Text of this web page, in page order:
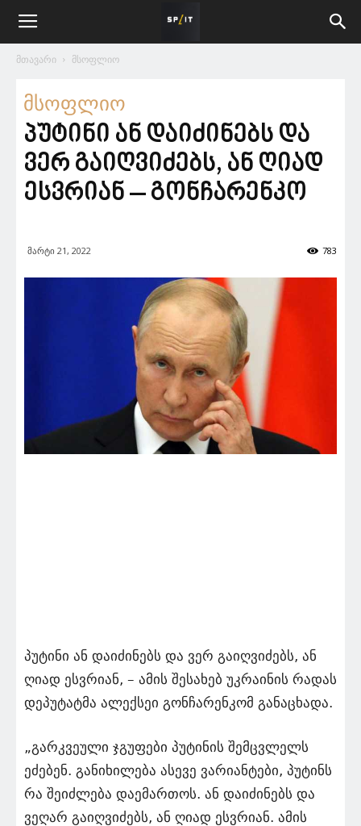
მთავარი მსოფლიო
მსოფლიო
პუტინი ან დაიძინებს და
ვერ გაიღვიძებს, ან ღიად
ესვრიან – გონჩარენკო
მარტი 21, 2022 783
პუტინი ან დაიძინებს და ვერ გაიღვიძებს, ან
ღიად ესვრიან, – ამის შესახებ უკრაინის რადას
დეპუტატმა ალექსეი გონჩარენკომ განაცხადა.
„გარკვეული ჯგუფები პუტინის შემცვლელს
ეძებენ. განიხილება ასევე ვარიანტები, პუტინს
რა შეიძლება დაემართოს. ან დაიძინებს და
ვეღარ გაიღვიძებს, ან ღიად ესვრიან. ამის